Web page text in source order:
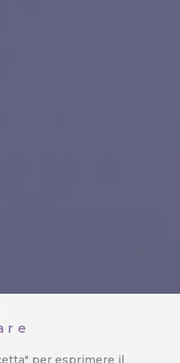
per esprimere il